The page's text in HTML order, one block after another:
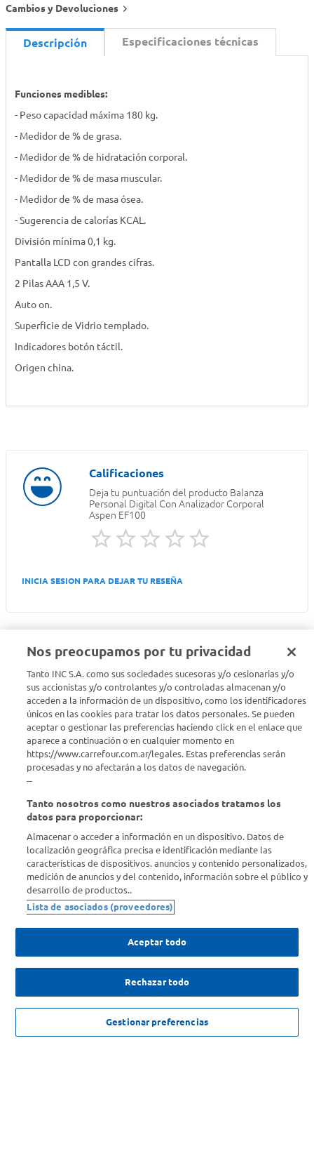
NO DISPONIBLE
Cambios y Devoluciones
Descripción Especificaciones técnicas
Funciones medibles:
- Peso capacidad máxima 180 kg.
- Medidor de % de grasa.
- Medidor de % de hidratación corporal.
- Medidor de % de masa muscular.
- Medidor de % de masa ósea.
- Sugerencia de calorías KCAL.
División mínima 0,1 kg.
Pantalla LCD con grandes cifras.
2 Pilas AAA 1,5 V.
Auto on.
Superficie de Vidrio templado.
Indicadores botón táctil.
Origen china.
Deja tu puntuación del producto Balanza
Personal Digital Con Analizador Corporal
Aspen EF100
INICIA SESION PARA DEJAR TU RESEÑA
Seguinos en :
Estamos para ayudarte
¿Tenés una consulta? Comunicate con nosotrosacá
Descubrí Carrefour
Conocenos
Info útil
Comprá Online
Enterate de nuestras ofertas
Dejanos tu mail para recibir todas las ofertas y promociones antes
que nadie.
Provincia
ENVIAR
Nos preocupamos por tu privacidad
Tanto INC S.A. como sus sociedades sucesoras y/o cesionarias y/o
sus accionistas y/o controlantes y/o controladas almacenan y/o
acceden a la información de un dispositivo, como los identificadores
únicos en las cookies para tratar los datos personales. Se pueden
aceptar o gestionar las preferencias haciendo click en el enlace que
aparece a continuación o en cualquier momento en
https://www.carrefour.com.ar/legales. Estas preferencias serán
procesadas y no afectarán a los datos de navegación.
--
Tanto nosotros como nuestros asociados tratamos los
datos para proporcionar:
Almacenar o acceder a información en un dispositivo. Datos de
localización geográfica precisa e identificación mediante las
características de dispositivos. anuncios y contenido personalizados,
medición de anuncios y del contenido, información sobre el público y
desarrollo de productos..
Lista de asociados (proveedores)
Aceptar todo
Rechazar todo
Gestionar preferencias